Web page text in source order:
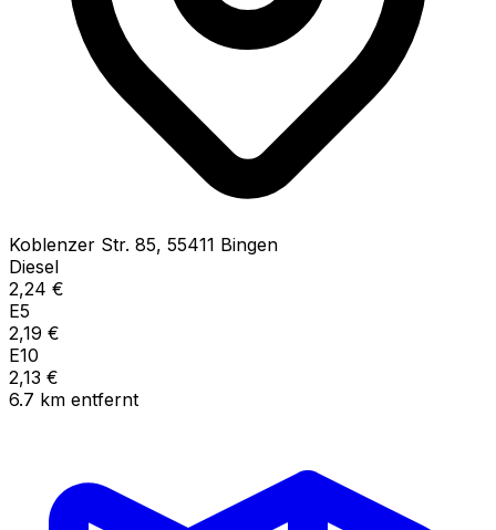
Koblenzer Str. 85, 55411 Bingen
Diesel
2,24 €
E5
2,19 €
E10
2,13 €
6.7 km entfernt